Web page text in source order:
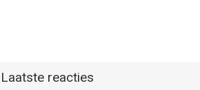
Laatste reacties